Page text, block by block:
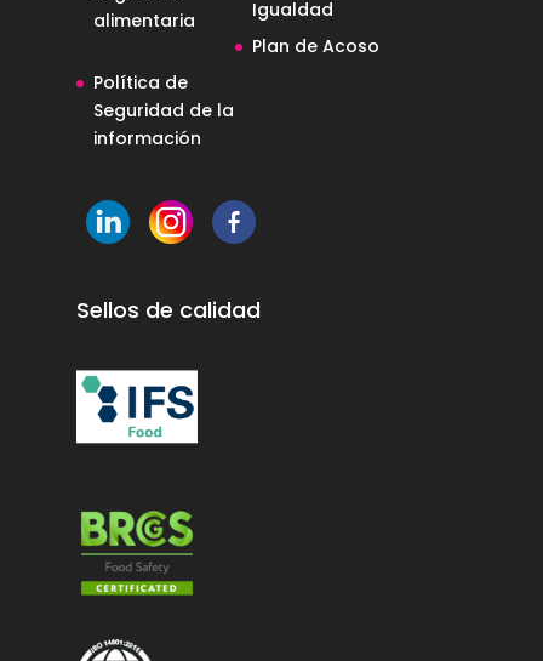
alimentaria
Igualdad
Plan de Acoso
Política de
Seguridad de la
información
Sellos de calidad